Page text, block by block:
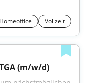
Homeoffice
Vollzeit
(m/w/d)